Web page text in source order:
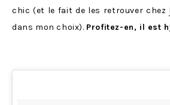
chic (et le fait de les retrouver chez
dans mon choix). Profitez-en, il est